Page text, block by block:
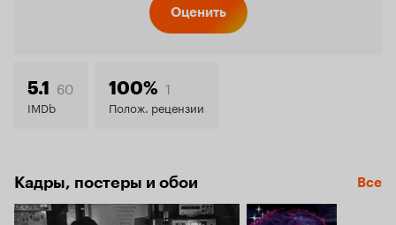
5.7
Оценить
5.1 60
IMDb
100% 1
Полож. рецензии
Кадры, постеры и обои Все